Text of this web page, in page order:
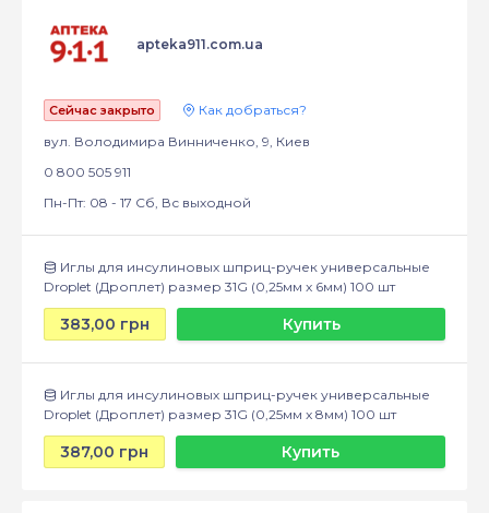
apteka911.com.ua
Сейчас закрыто
Как добраться?
вул. Володимира Винниченко, 9, Киев
0 800 505 911
Пн-Пт: 08 - 17 Сб, Вс выходной
Иглы для инсулиновых шприц-ручек универсальные
Droplet (Дроплет) размер 31G (0,25мм x 6мм) 100 шт
383,00 грн Купить
Иглы для инсулиновых шприц-ручек универсальные
Droplet (Дроплет) размер 31G (0,25мм x 8мм) 100 шт
387,00 грн Купить